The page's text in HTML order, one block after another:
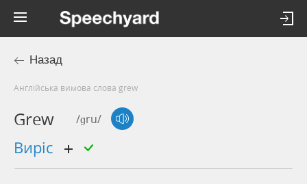
Назад
Англійська вимова слова grew
Grew /ɡru/
виріс